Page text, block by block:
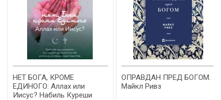
НЕТ БОГА, КРОМЕ
ЕДИНОГО: Аллах или
Иисус? Набиль Куреши
ОПРАВДАН ПРЕД БОГОМ.
Майкл Ривз